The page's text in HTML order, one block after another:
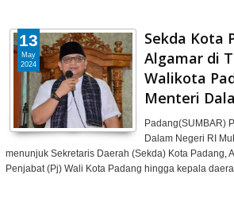
Sekda Kota
Algamar di
Walikota
Menteri
Padang(SUMBAR)
Dalam Negeri RI
menunjuk Sekretaris Daerah (Sekda) Kota Padang,
Penjabat (Pj) Wali Kota Padang hingga kepala
13
May
2024